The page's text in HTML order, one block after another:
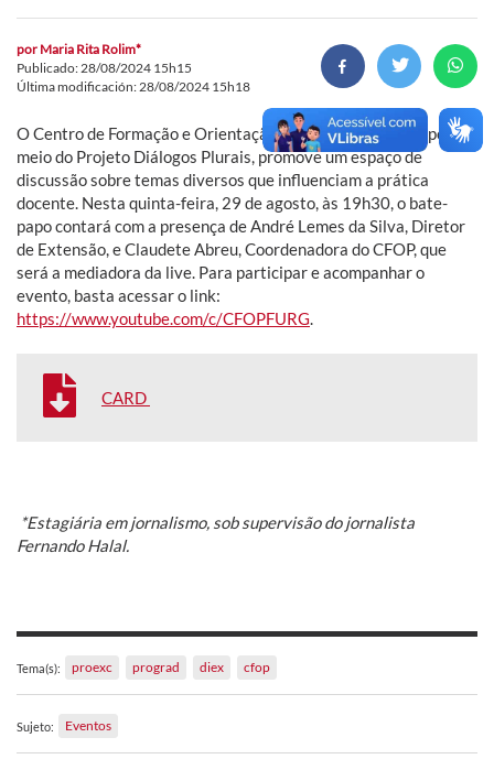
por Maria Rita Rolim*
Publicado: 28/08/2024 15h15
Última modificación: 28/08/2024 15h18
O Centro de Formação e Orientação Pedagógica (CFOP), por
meio do Projeto Diálogos Plurais, promove um espaço de
discussão sobre temas diversos que influenciam a prática
docente. Nesta quinta-feira, 29 de agosto, às 19h30, o bate-
papo contará com a presença de André Lemes da Silva, Diretor
de Extensão, e Claudete Abreu, Coordenadora do CFOP, que
será a mediadora da live. Para participar e acompanhar o
evento, basta acessar o link:
https://www.youtube.com/c/CFOPFURG
CARD
*Estagiária em jornalismo, sob supervisão do jornalista
Fernando Halal.
Tema(s): proexc prograd diex cfop
Sujeto: Eventos